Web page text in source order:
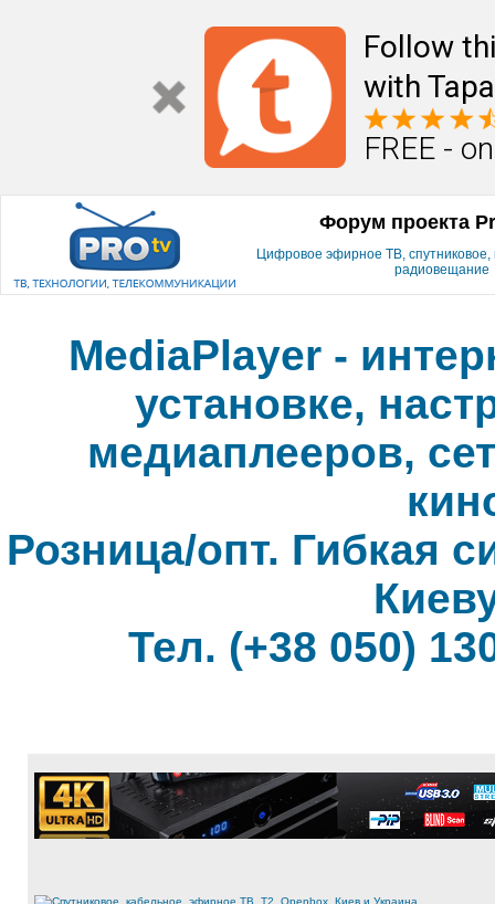
Follow
with
FREE -
Форум проекта
Цифровое эфирное ТВ, спутниковое,
радиовещание
MediaPlayer -
установке,
медиаплееров,
Розница/опт. Гибкая
Тел. (+38 050)